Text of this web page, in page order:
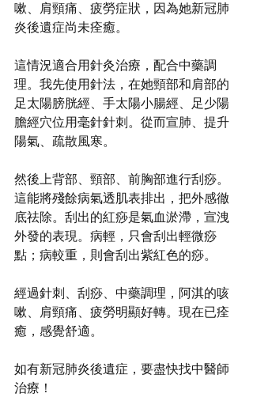
嗽、肩頸痛、疲勞症狀，因為她新冠肺
炎後遺症尚未痊癒。
這情況適合用針灸治療，配合中藥調
理。我先使用針法，在她頸部和肩部的
足太陽膀胱經、手太陽小腸經、足少陽
膽經穴位用毫針針刺。從而宣肺、提升
陽氣、疏散風寒。
然後上背部、頸部、前胸部進行刮痧。
這能將殘餘病氣透肌表排出，把外感徹
底祛除。刮出的紅痧是氣血淤滯，宣洩
外發的表現。病輕，只會刮出輕微痧
點；病較重，則會刮出紫紅色的痧。
經過針刺、刮痧、中藥調理，阿淇的咳
嗽、肩頸痛、疲勞明顯好轉。現在已痊
癒，感覺舒適。
如有新冠肺炎後遺症，要盡快找中醫師
治療！